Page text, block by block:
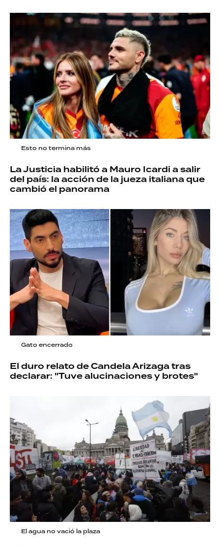
Esto no termina más
La Justicia habilitó a Mauro Icardi a salir
del país: la acción de la jueza italiana que
cambió el panorama
Gato encerrado
El duro relato de Candela Arizaga tras
declarar: "Tuve alucinaciones y brotes"
El agua no vació la plaza